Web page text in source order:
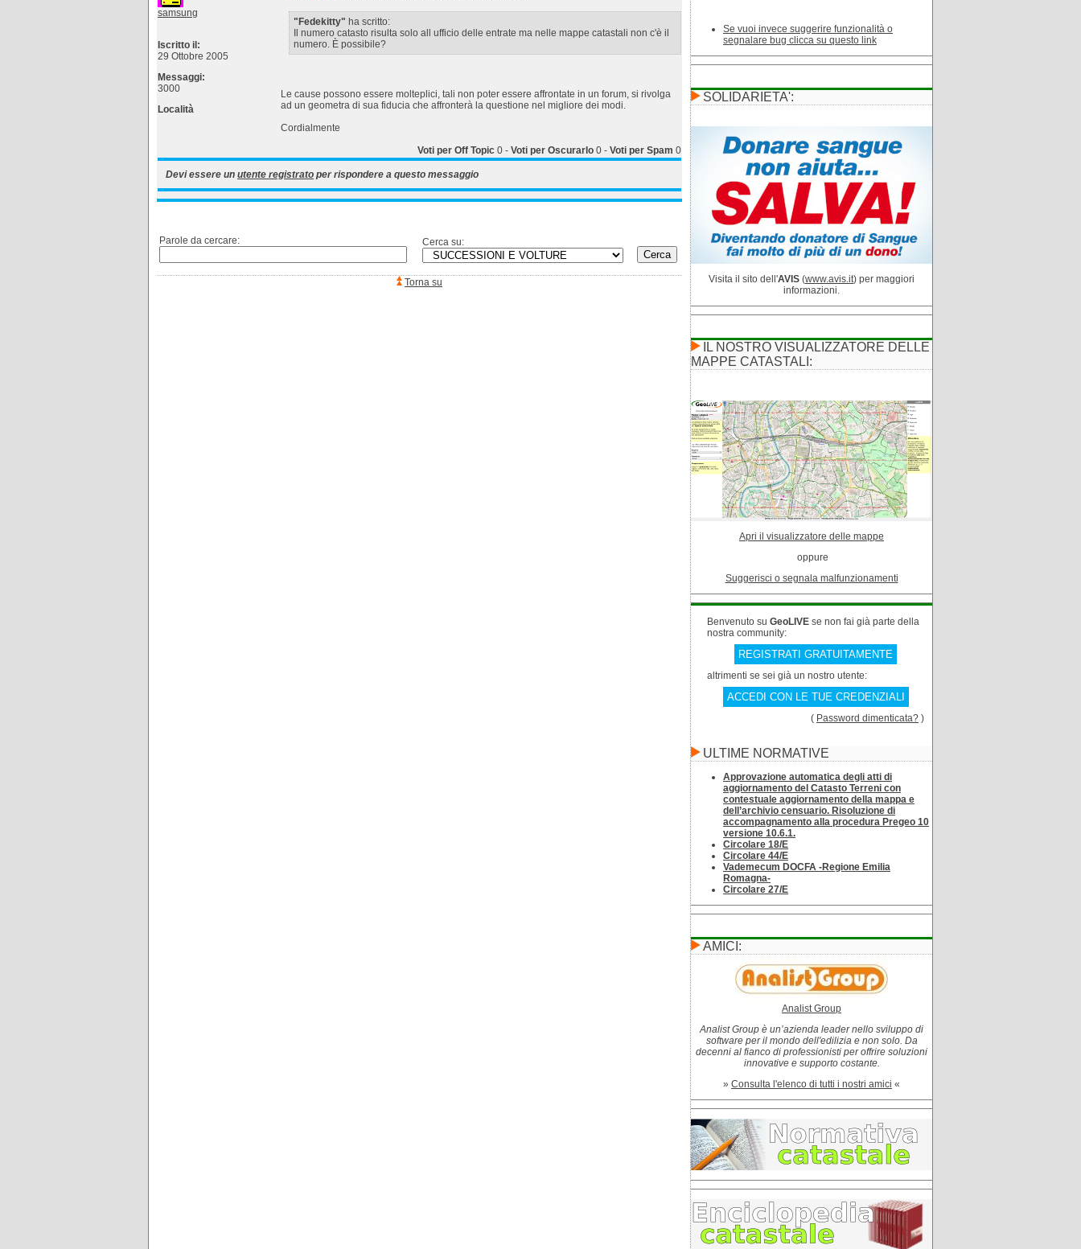
samsung
Iscritto il:
29 Ottobre 2005
Messaggi:
3000
Località
"Fedekitty" ha scritto:
Il numero catasto risulta solo all ufficio delle entrate ma nelle mappe catastali non c'è il
numero. È possibile?
Le cause possono essere molteplici, tali non poter essere affrontate in un forum, si rivolga
ad un geometra di sua fiducia che affronterà la questione nel migliore dei modi.
Cordialmente
Voti per Off Topic 0 - Voti per Oscurarlo 0 - Voti per Spam 0
Devi essere un utente registrato per rispondere a questo messaggio
Parole da cercare: Cerca su:
Torna su
Se vuoi invece suggerire funzionalità o
segnalare bug clicca su questo link
SOLIDARIETA':
Visita il sito dell'AVIS (www.avis.it) per maggiori
informazioni.
IL NOSTRO VISUALIZZATORE DELLE
MAPPE CATASTALI:
Apri il visualizzatore delle mappe
oppure
Suggerisci o segnala malfunzionamenti
Benvenuto su GeoLIVE se non fai già parte della
nostra community:
REGISTRATI GRATUITAMENTE
altrimenti se sei già un nostro utente:
ACCEDI CON LE TUE CREDENZIALI
( Password dimenticata? )
ULTIME NORMATIVE
Approvazione automatica degli atti di
aggiornamento del Catasto Terreni con
contestuale aggiornamento della mappa e
dell’archivio censuario. Risoluzione di
accompagnamento alla procedura Pregeo 10
versione 10.6.1.
Circolare 18/E
Circolare 44/E
Vademecum DOCFA -Regione Emilia
Romagna-
Circolare 27/E
AMICI:
Analist Group
Analist Group è un’azienda leader nello sviluppo di
software per il mondo dell'edilizia e non solo. Da
decenni al fianco di professionisti per offrire soluzioni
innovative e supporto costante.
» Consulta l'elenco di tutti i nostri amici «